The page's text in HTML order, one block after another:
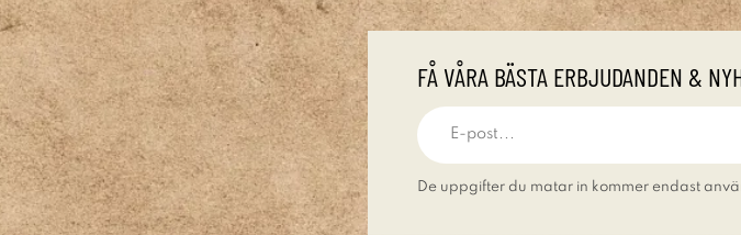
FÅ VÅRA BÄSTA ERBJUDANDEN &
De uppgifter du matar in kommer endast